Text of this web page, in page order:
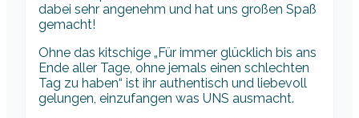
dabei sehr angenehm und hat uns großen Spaß
gemacht!
Ohne das kitschige „Für immer glücklich bis ans
Ende aller Tage, ohne jemals einen schlechten
Tag zu haben“ ist ihr authentisch und liebevoll
gelungen, einzufangen was UNS ausmacht.